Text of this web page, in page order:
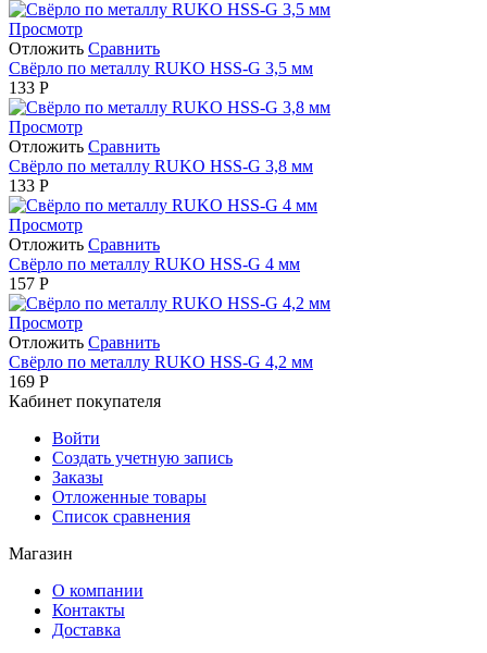
Просмотр
Отложить Сравнить
Свёрло по металлу RUKO HSS-G 3,5 мм
133 Р
Просмотр
Отложить Сравнить
Свёрло по металлу RUKO HSS-G 3,8 мм
133 Р
Просмотр
Отложить Сравнить
Свёрло по металлу RUKO HSS-G 4 мм
157 Р
Просмотр
Отложить Сравнить
Свёрло по металлу RUKO HSS-G 4,2 мм
169 Р
Кабинет покупателя
Войти
Создать учетную запись
Заказы
Отложенные товары
Список сравнения
Магазин
О компании
Контакты
Доставка